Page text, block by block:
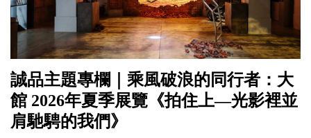
誠品主題專欄｜乘風破浪的同行者：大
館 2026年夏季展覽《拍住上—光影裡並
肩馳騁的我們》